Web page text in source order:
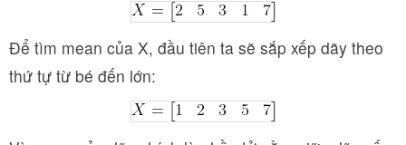
Để tìm mean của X, đầu tiên ta sẽ sắp xếp dãy theo
thứ tự từ bé đến lớn: